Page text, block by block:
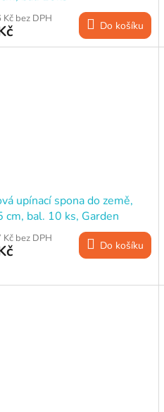
bez DPH
Do košíku
upínací spona do země,
cm, bal. 10 ks, Garden
bez DPH
Do košíku